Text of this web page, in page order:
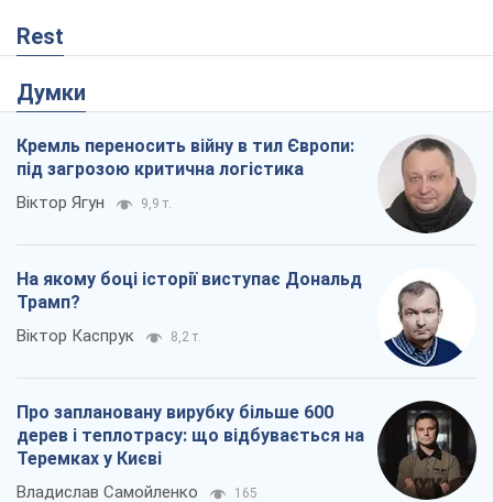
Rest
Думки
Кремль переносить війну в тил Європи:
під загрозою критична логістика
Віктор Ягун 9,9 т.
На якому боці історії виступає Дональд
Трамп?
Віктор Каспрук 8,2 т.
Про заплановану вирубку більше 600
дерев і теплотрасу: що відбувається на
Теремках у Києві
Владислав Самойленко 165